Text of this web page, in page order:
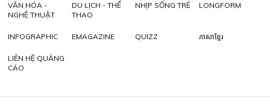
VĂN HÓA -
NGHỆ THUẬT
DU LỊCH - THỂ
THAO
NHỊP SỐNG TRẺ LONGFORM
INFOGRAPHIC EMAGAZINE QUIZZ ភាសាខ្មែរ
LIÊN HỆ QUẢNG
CÁO